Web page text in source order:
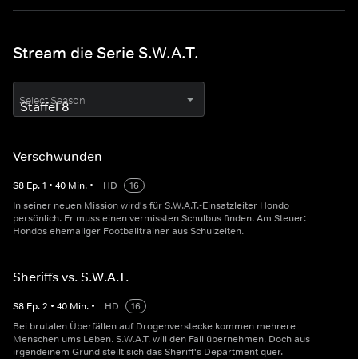
Stream die Serie S.W.A.T.
Select Season
Verschwunden
S8 Ep.1 • 40 Min. • HD
16
In seiner neuen Mission wird's für S.W.A.T.-Einsatzleiter Hondo
persönlich. Er muss einen vermissten Schulbus finden. Am Steuer:
Hondos ehemaliger Footballtrainer aus Schulzeiten.
Sheriffs vs. S.W.A.T.
S8 Ep.2 • 40 Min. • HD
16
Bei brutalen Überfällen auf Drogenverstecke kommen mehrere
Menschen ums Leben. S.W.A.T. will den Fall übernehmen. Doch aus
irgendeinem Grund stellt sich das Sheriff's Department quer.